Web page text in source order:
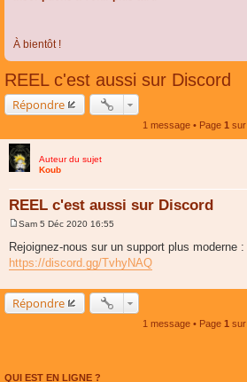
À bientôt !
REEL c'est aussi sur Discord
Répondre
1 message • Page 1 sur
Auteur du sujet
Koub
REEL c'est aussi sur Discord
e
s
s
e
Sam 5 Déc 2020 16:55
Rejoignez-nous sur un support plus moderne :
https://discord.gg/TvhyNAQ
Répondre
1 message • Page 1 sur
QUI EST EN LIGNE ?